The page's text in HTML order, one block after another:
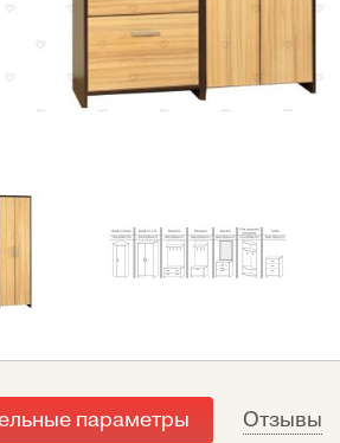
параметры Отзывы